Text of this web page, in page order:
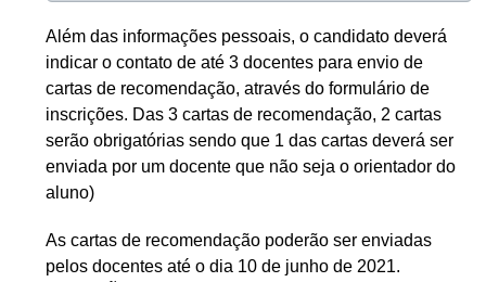
Além das informações pessoais, o candidato deverá
indicar o contato de até 3 docentes para envio de
cartas de recomendação, através do formulário de
inscrições. Das 3 cartas de recomendação, 2 cartas
serão obrigatórias sendo que 1 das cartas deverá ser
enviada por um docente que não seja o orientador do
aluno)
As cartas de recomendação poderão ser enviadas
pelos docentes até o dia 10 de junho de 2021.